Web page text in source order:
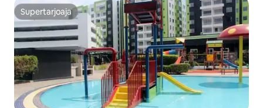
Supertarjoaja
Supertarjoaja